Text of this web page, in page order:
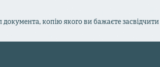
копію якого ви бажаєте засвідчити